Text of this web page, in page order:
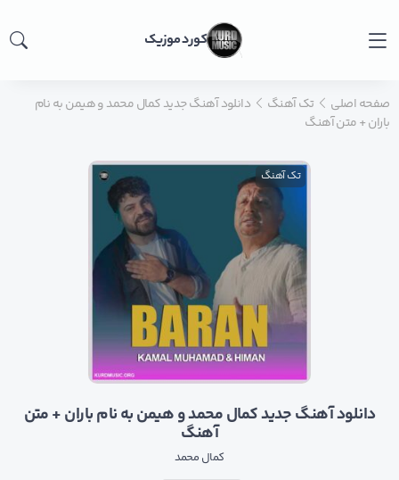
کورد موزیک
صفحه اصلی تک آهنگ
دانلود آهنگ جدید کمال محمد و هیمن به نام
باران + متن آهنگ
تک آهنگ
دانلود آهنگ جدید کمال محمد و هیمن به نام باران + متن
آهنگ
کمال محمد